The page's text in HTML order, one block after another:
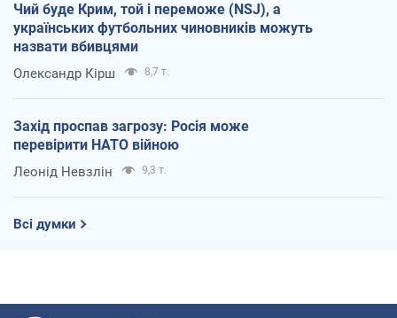
Чий буде Крим, той і переможе (NSJ), а
українських футбольних чиновників можуть
назвати вбивцями
Олександр Кірш 8,7 т.
Захід проспав загрозу: Росія може
перевірити НАТО війною
Леонід Невзлін 9,3 т.
Всі думки